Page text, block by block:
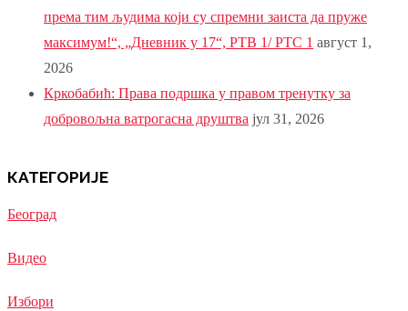
према тим људима који су спремни заиста да пруже
максимум!“, „Дневник у 17“, РТВ 1/ РТС 1 август 1,
2026
Кркобабић: Права подршка у правом тренутку за
добровољна ватрогасна друштва јул 31, 2026
КАТЕГОРИЈЕ
Београд
Видео
Избори